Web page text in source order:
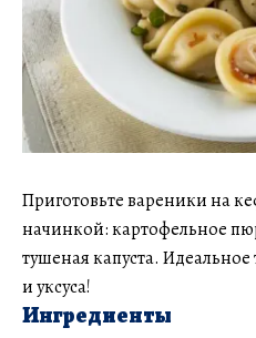
Приготовьте вареники на
начинкой: картофельное
тушеная капуста.
и уксуса!
Ингредиенты